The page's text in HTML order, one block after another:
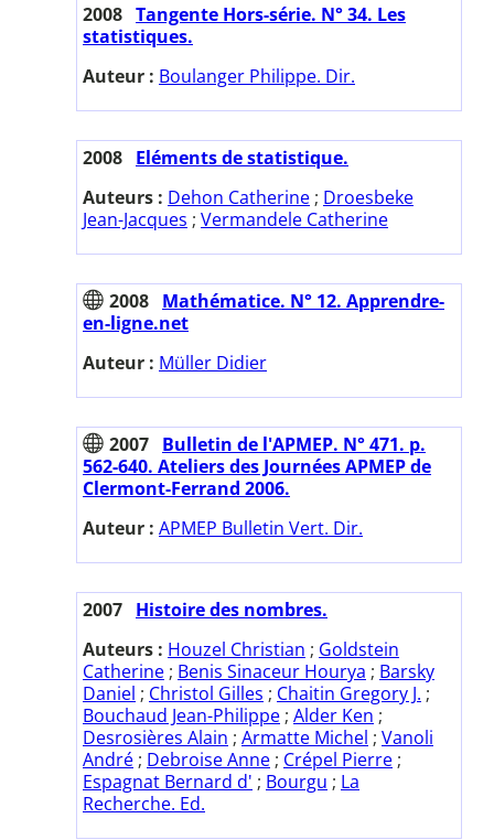
2008 Tangente Hors-série. N° 34. Les
statistiques.
Auteur : Boulanger Philippe. Dir.
2008 Eléments de statistique.
Auteurs : Dehon Catherine ; Droesbeke
Jean-Jacques ; Vermandele Catherine
2008 Mathématice. N° 12. Apprendre-
en-ligne.net
Auteur : Müller Didier
2007 Bulletin de l'APMEP. N° 471. p.
562-640. Ateliers des Journées APMEP de
Clermont-Ferrand 2006.
Auteur : APMEP Bulletin Vert. Dir.
2007 Histoire des nombres.
Auteurs : Houzel Christian ; Goldstein
Catherine ; Benis Sinaceur Hourya ; Barsky
Daniel ; Christol Gilles ; Chaitin Gregory J. ;
Bouchaud Jean-Philippe ; Alder Ken ;
Desrosières Alain ; Armatte Michel ; Vanoli
André ; Debroise Anne ; Crépel Pierre ;
Espagnat Bernard d' ; Bourgu ; La
Recherche. Ed.